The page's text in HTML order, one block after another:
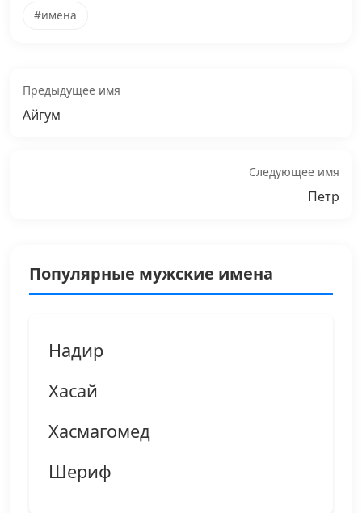
#имена
Предыдущее имя
Айгум
Следующее имя
Петр
Популярные мужские имена
Надир
Хасай
Хасмагомед
Шериф